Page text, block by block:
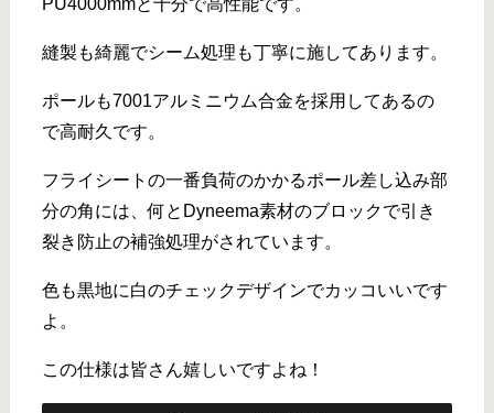
縫製も綺麗でシーム処理も丁寧に施してあります。
ポールも7001アルミニウム合金を採用してあるの
で高耐久です。
フライシートの一番負荷のかかるポール差し込み部
分の角には、何とDyneema素材のブロックで引き
裂き防止の補強処理がされています。
色も黒地に白のチェックデザインでカッコいいです
よ。
この仕様は皆さん嬉しいですよね！